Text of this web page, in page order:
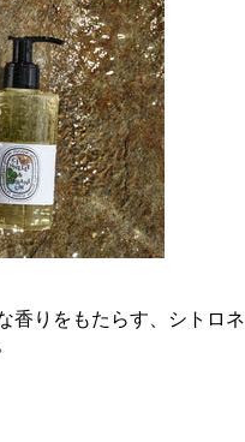
香りをもたらす、シトロネ